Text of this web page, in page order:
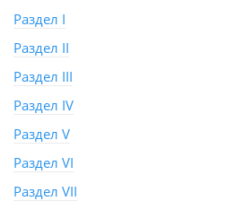
Раздел I
Раздел II
Раздел III
Раздел IV
Раздел V
Раздел VI
Раздел VII